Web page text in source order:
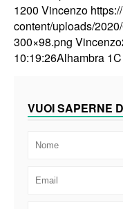
1200 Vincenzo
content/uploads/
300×98.png Vincenzo
10:19:26Alhambra
VUOI SAPERNE